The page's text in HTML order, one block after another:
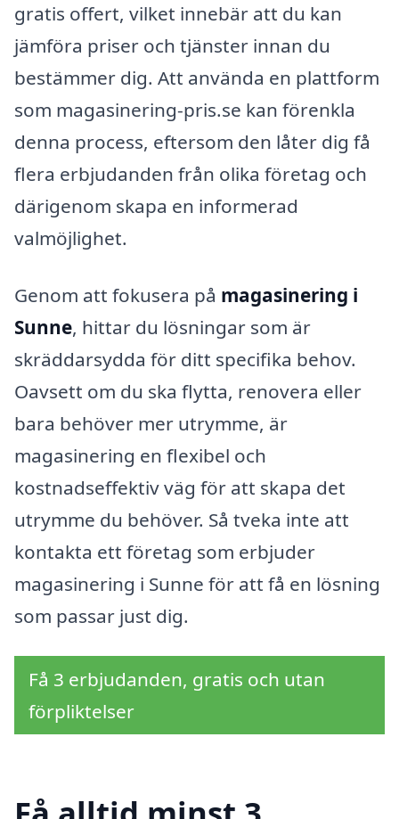
gratis offert, vilket innebär att du kan
jämföra priser och tjänster innan du
bestämmer dig. Att använda en plattform
som magasinering-pris.se kan förenkla
denna process, eftersom den låter dig få
flera erbjudanden från olika företag och
därigenom skapa en informerad
valmöjlighet.
Genom att fokusera på magasinering i
Sunne, hittar du lösningar som är
skräddarsydda för ditt specifika behov.
Oavsett om du ska flytta, renovera eller
bara behöver mer utrymme, är
magasinering en flexibel och
kostnadseffektiv väg för att skapa det
utrymme du behöver. Så tveka inte att
kontakta ett företag som erbjuder
magasinering i Sunne för att få en lösning
som passar just dig.
Få 3 erbjudanden, gratis och utan
förpliktelser